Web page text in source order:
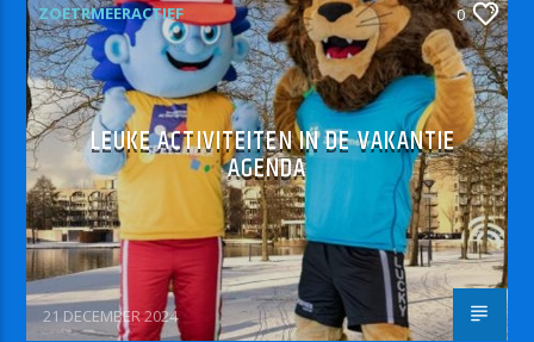
ZOETRMEERACTIEF 0
LEUKE ACTIVITEITEN IN DE VAKANTIE
AGENDA
21 DECEMBER 2024